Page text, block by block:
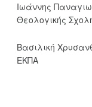
Ιωάννης
Θεολογικής
Βασιλική
ΕΚΠΑ